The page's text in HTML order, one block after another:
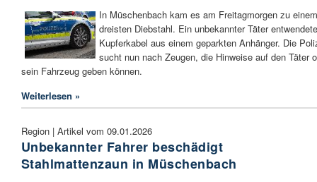
In Müschenbach kam es am Freitagmorgen zu einem
dreisten Diebstahl. Ein unbekannter Täter entwendete
Kupferkabel aus einem geparkten Anhänger. Die
sucht nun nach Zeugen, die Hinweise auf den Täter
sein Fahrzeug geben können.
Weiterlesen »
Region | Artikel vom 09.01.2026
Unbekannter Fahrer beschädigt
Stahlmattenzaun in Müschenbach